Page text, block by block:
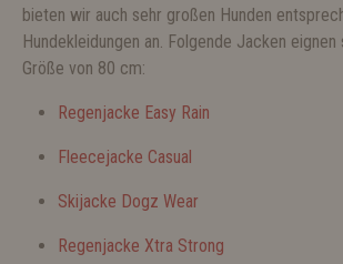
bieten wir auch sehr großen Hunden
Hundekleidungen an. Folgende Jacken eignen
Größe von 80 cm:
Regenjacke Easy Rain
Fleecejacke Casual
Skijacke Dogz Wear
Regenjacke Xtra Strong